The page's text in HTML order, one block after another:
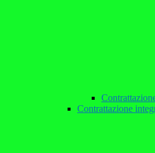
Contrattazione